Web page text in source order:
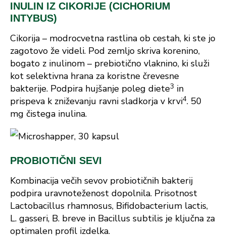
INULIN IZ CIKORIJE (CICHORIUM
INTYBUS)
Cikorija – modrocvetna rastlina ob cestah, ki ste jo
zagotovo že videli. Pod zemljo skriva korenino,
bogato z inulinom – prebiotično vlaknino, ki služi
kot selektivna hrana za koristne črevesne
bakterije. Podpira hujšanje poleg diete3 in
prispeva k zniževanju ravni sladkorja v krvi4. 50
mg čistega inulina.
PROBIOTIČNI SEVI
Kombinacija večih sevov probiotičnih bakterij
podpira uravnoteženost dopolnila. Prisotnost
Lactobacillus rhamnosus, Bifidobacterium lactis,
L. gasseri, B. breve in Bacillus subtilis je ključna za
optimalen profil izdelka.